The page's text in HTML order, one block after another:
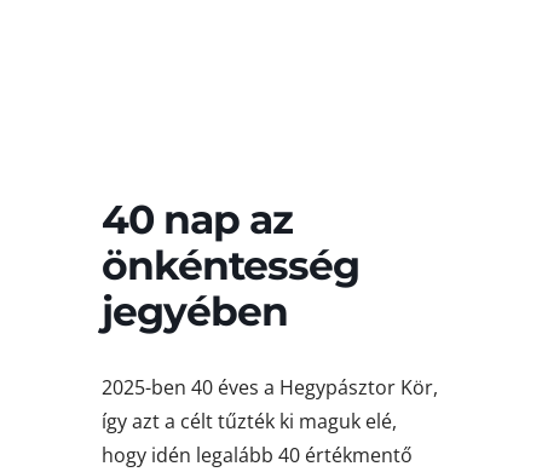
40 nap az
önkéntesség
jegyében
2025-ben 40 éves a Hegypásztor Kör,
így azt a célt tűzték ki maguk elé,
hogy idén legalább 40 értékmentő